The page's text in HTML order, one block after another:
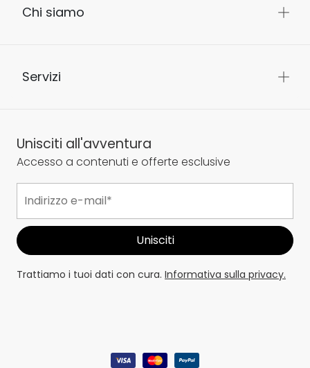
Chi siamo
Servizi
Unisciti all'avventura
Accesso a contenuti e offerte esclusive
Trattiamo i tuoi dati con cura. Informativa sulla privacy.